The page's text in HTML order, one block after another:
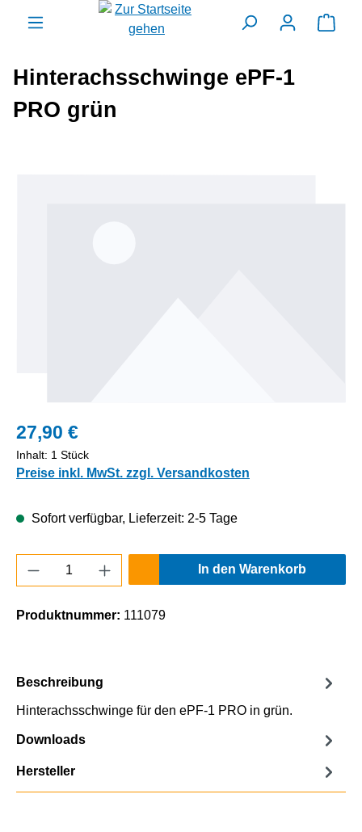
springen
Hinterachsschwinge ePF-1
PRO grün
27,90 €
Inhalt: 1 Stück
Preise inkl. MwSt. zzgl. Versandkosten
Sofort verfügbar, Lieferzeit: 2-5 Tage
Produkt Anzahl: Gib den gewünschten
In den Warenkorb
Produktnummer: 111079
Beschreibung
Hinterachsschwinge für den ePF-1 PRO in grün.
Downloads
Hersteller